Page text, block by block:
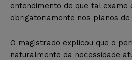
entendimento de que tal exame
obrigatoriamente nos planos de
O magistrado explicou que o
naturalmente da necessidade